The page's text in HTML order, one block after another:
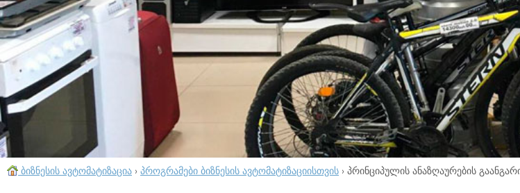
ბიზნესის ავტომატიზაცია › პროგრამები ბიზნესის ავტომატიზაციისთვის › პრინციპულის ანაზღაურების